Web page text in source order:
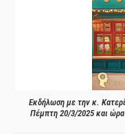
Εκδήλωση με την κ.
Πέμπτη 20/3/2025 και